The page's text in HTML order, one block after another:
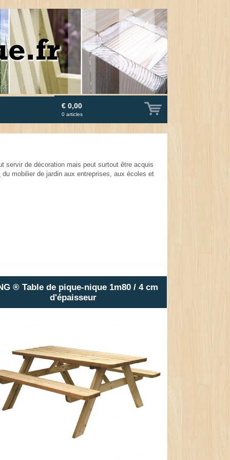
€ 0,00
0 articles
servir de décoration mais peut surtout être acquis
du mobilier de jardin aux entreprises, aux écoles et
® Table de pique-nique 1m80 / 4 cm
d'épaisseur